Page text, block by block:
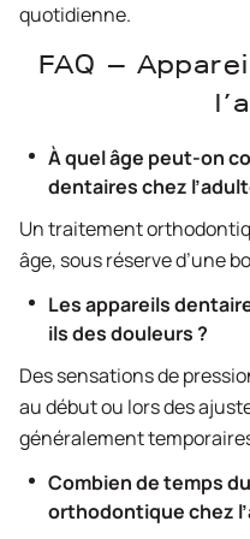
quotidienne.
FAQ –
À quel âge peut-on
dentaires chez
Un traitement
âge, sous réserve d’une
Les appareils
ils des douleurs ?
Des sensations de
au début ou lors des
généralement
Combien de temps
orthodontique chez